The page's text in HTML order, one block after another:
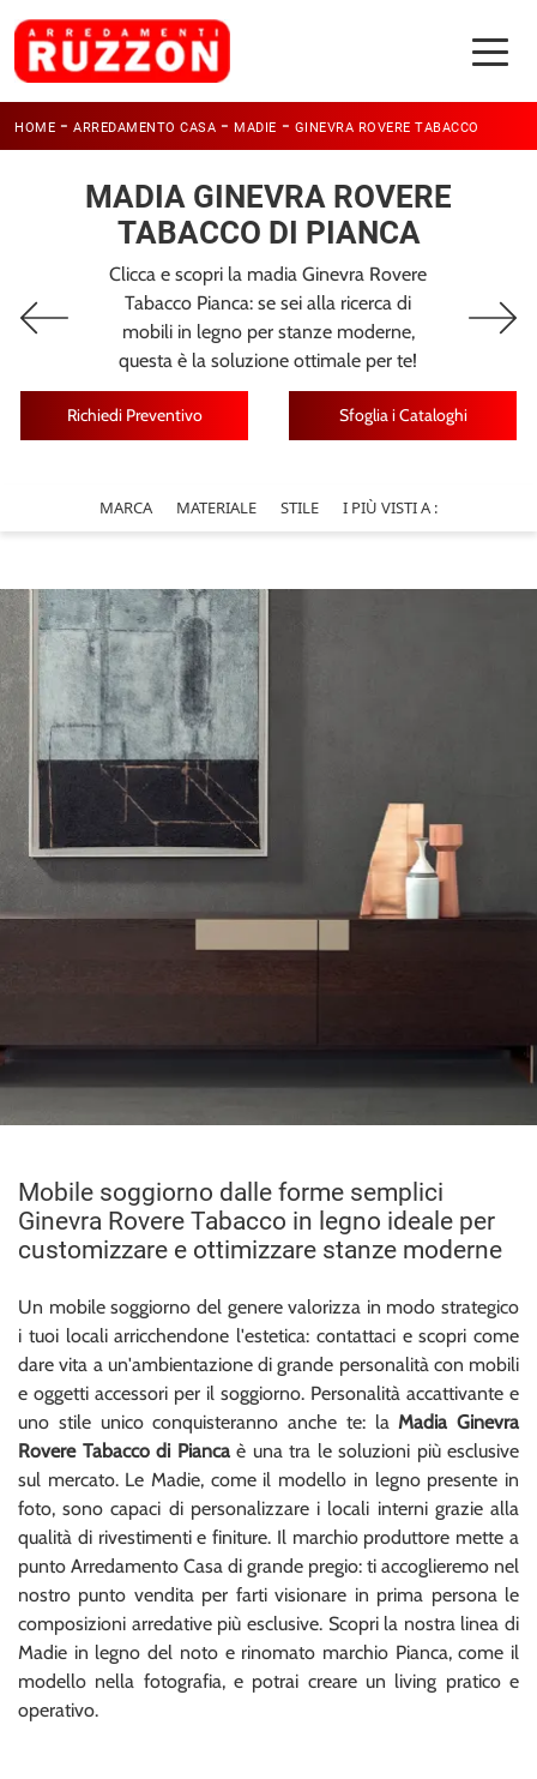
HOME - ARREDAMENTO CASA - MADIE - GINEVRA ROVERE TABACCO
MADIA GINEVRA ROVERE
TABACCO DI PIANCA
Clicca e scopri la madia Ginevra Rovere
Tabacco Pianca: se sei alla ricerca di
mobili in legno per stanze moderne,
questa è la soluzione ottimale per te!
Richiedi Preventivo Sfoglia i Cataloghi
MARCA MATERIALE STILE I PIÙ VISTI A :
Mobile soggiorno dalle forme semplici
Ginevra Rovere Tabacco in legno ideale per
customizzare e ottimizzare stanze moderne
Un mobile soggiorno del genere valorizza in modo strategico
i tuoi locali arricchendone l'estetica: contattaci e scopri come
dare vita a un'ambientazione di grande personalità con mobili
e oggetti accessori per il soggiorno. Personalità accattivante e
uno stile unico conquisteranno anche te: la Madia Ginevra
Rovere Tabacco di Piancaè una tra le soluzioni più esclusive
sul mercato. Le Madie, come il modello in legno presente in
foto, sono capaci di personalizzare i locali interni grazie alla
qualità di rivestimenti e finiture. Il marchio produttore mette a
punto Arredamento Casa di grande pregio: ti accoglieremo nel
nostro punto vendita per farti visionare in prima persona le
composizioni arredative più esclusive. Scopri la nostra linea di
Madie in legno del noto e rinomato marchio Pianca, come il
modello nella fotografia, e potrai creare un living pratico e
operativo.